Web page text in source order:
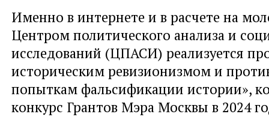
Именно в интернете и в расчете на
Центром политического анализа и
исследований (ЦПАСИ) реализуется
историческим ревизионизмом и
попыткам фальсификации истории»,
конкурс Грантов Мэра Москвы в 2024